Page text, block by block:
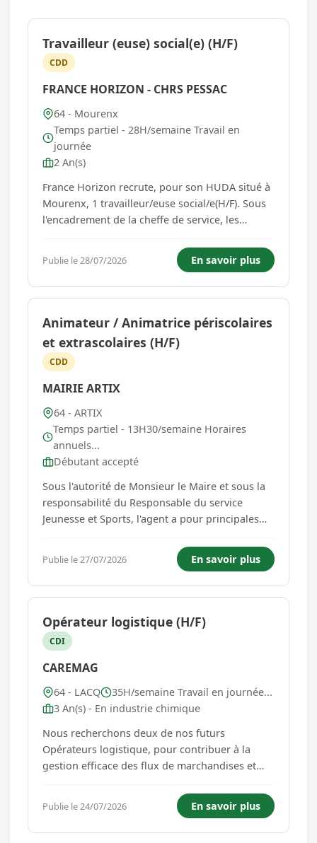
Travailleur (euse) social(e) (H/F)
CDD
FRANCE HORIZON - CHRS PESSAC
64 - Mourenx
Temps partiel - 28H/semaine Travail en
journée
2 An(s)
France Horizon recrute, pour son HUDA situé à
Mourenx, 1 travailleur/euse social/e(H/F). Sous
l'encadrement de la cheffe de service, les
l'hébergement et l'accompagnement des
personnes dans le cadre de leur demande
d'asile : organisation de l'accueil des p...
Publie le 28/07/2026 En savoir plus
Animateur / Animatrice périscolaires
et extrascolaires (H/F)
CDD
MAIRIE ARTIX
64 - ARTIX
Temps partiel - 13H30/semaine Horaires
annuels...
Débutant accepté
Sous l'autorité de Monsieur le Maire et sous la
responsabilité du Responsable du service
Jeunesse et Sports, l'agent a pour principales
physique et affective des enfants et entretenir
des relations avec les familles : - Aménager des
espaces en fonction...
Publie le 27/07/2026 En savoir plus
Opérateur logistique (H/F)
CDI
CAREMAG
64 - LACQ
35H/semaine Travail en journée...
3 An(s) - En industrie chimique
Nous recherchons deux de nos futurs
Opérateurs logistique, pour contribuer à la
gestion efficace des flux de marchandises et
logistiques dans le respect des exigences
Qualité, Hygiène, Sécurité, Environnement
(QHSE) et des réglementations en vigueur. V...
Publie le 24/07/2026 En savoir plus